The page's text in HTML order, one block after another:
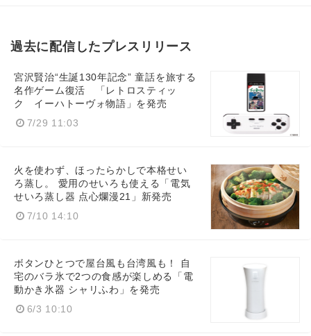
過去に配信したプレスリリース
宮沢賢治“生誕130年記念” 童話を旅する
名作ゲーム復活 「レトロスティッ
ク イーハトーヴォ物語」を発売
7/29 11:03
火を使わず、ほったらかしで本格せい
ろ蒸し。 愛用のせいろも使える「電気
せいろ蒸し器 点心爛漫21」新発売
7/10 14:10
ボタンひとつで屋台風も台湾風も！ 自
宅のバラ氷で2つの食感が楽しめる「電
動かき氷器 シャリふわ」を発売
6/3 10:10